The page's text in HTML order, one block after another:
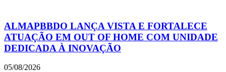
ALMAPBBDO LANÇA VISTA E FORTALECE
ATUAÇÃO EM OUT OF HOME COM UNIDADE
DEDICADA À INOVAÇÃO
05/08/2026